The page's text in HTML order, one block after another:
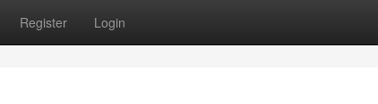
Register Login